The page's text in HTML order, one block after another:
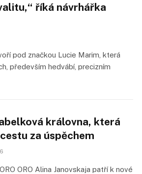
říká návrhářka
pod značkou Lucie Marim, která
především hedvábí, precizním
královna, která
za úspěchem
ORO Alina Janovskaja patří k nové